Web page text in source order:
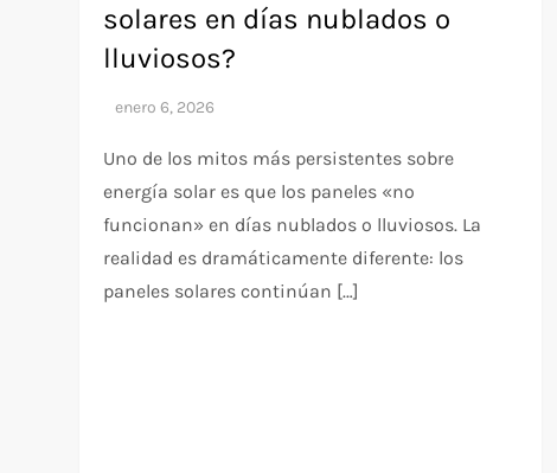
solares en días nublados o
lluviosos?
Uno de los mitos más persistentes sobre
energía solar es que los paneles «no
funcionan» en días nublados o lluviosos. La
realidad es dramáticamente diferente: los
paneles solares continúan […]